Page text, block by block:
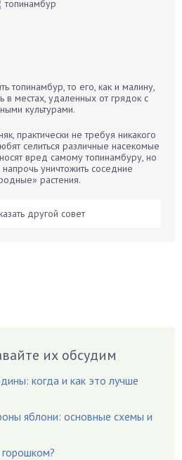
топинамбур, то его, как и малину,
в местах, удаленных от грядок с
культурами.
практически не требуя никакого
селиться различные насекомые
вред самому топинамбуру, но
уничтожить соседние
растения.
другой совет
их обсудим
когда и как это лучше
яблони: основные схемы и